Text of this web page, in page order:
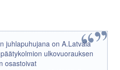
juhlapuhujana on A.Latvala
ulkovuorauksen
osastoivat